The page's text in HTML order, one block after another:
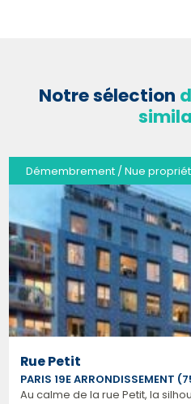
Notre sélection
Démembrement / Nue
Rue Petit
PARIS 19E ARRONDISSEMENT
Au calme de la rue Petit, la